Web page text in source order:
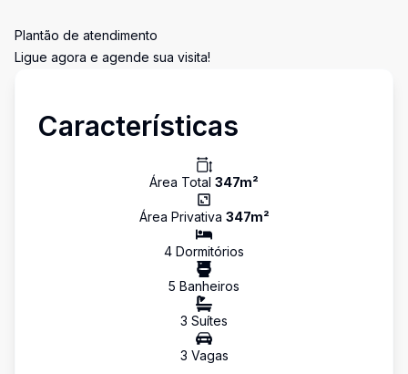
Plantão de atendimento
Ligue agora e agende sua visita!
Características
Área Total 347m²
Área Privativa 347m²
4 Dormitórios
5 Banheiros
3 Suítes
3 Vagas